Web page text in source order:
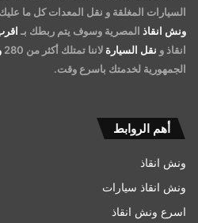
السيارات المغلقة و نقل المعدات كل ما
ونش انقاذ المصرية وسوف يتم ربطك بـ
انقاذ و نقل السيارة لاننا تمتلك أكثر من 280
الجمهورية لخدمتك باسرع وقت.
أهم الروابط
ونش انقاذ
ونش انقاذ سيارات
اسرع ونش انقاذ